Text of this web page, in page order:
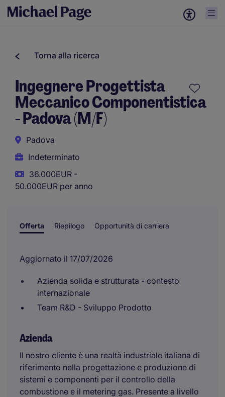
Torna alla ricerca
Ingegnere Progettista
Meccanico Componentistica
- Padova (M/F)
Padova
Indeterminato
36.000EUR -
50.000EUR per anno
Offerta Riepilogo Opportunità di carriera
Aggiornato il 17/07/2026
Azienda solida e strutturata - contesto
internazionale
Team R&D - Sviluppo Prodotto
Azienda
Il nostro cliente è una realtà industriale italiana di
riferimento nella progettazione e produzione di
sistemi e componenti per il controllo della
combustione e il metering gas. Presente a livello